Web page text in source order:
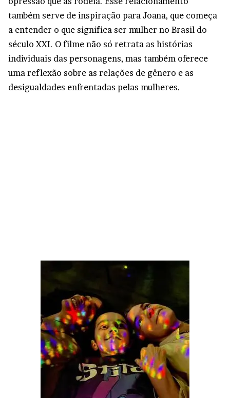
também serve de inspiração para Joana, que começa
a entender o que significa ser mulher no Brasil do
século XXI. O filme não só retrata as histórias
individuais das personagens, mas também oferece
uma reflexão sobre as relações de gênero e as
desigualdades enfrentadas pelas mulheres.